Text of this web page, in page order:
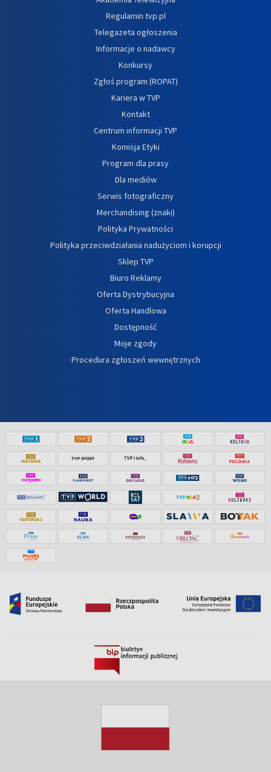
Regulamin tvp.pl
Telegazeta ogłoszenia
Informacje o nadawcy
Konkursy
Zgłoś program (ROPAT)
Kariera w TVP
Kontakt
Centrum informacji TVP
Komisja Etyki
Program dla prasy
Dla mediów
Serwis fotograficzny
Merchandising (znaki)
Polityka Prywatności
Polityka przeciwdziałania nadużyciom i korupcji
Sklep TVP
Biuro Reklamy
Oferta Dystrybucyjna
Oferta Handlowa
Dostępność
Moje zgody
Procedura zgłoszeń wewnętrznych